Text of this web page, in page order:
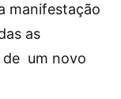
manifestação
as
de um novo